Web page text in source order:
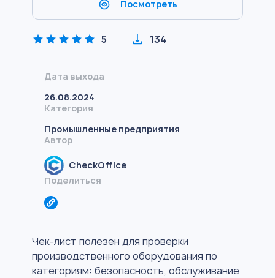
Посмотреть
5 134
Дата выхода
26.08.2024
Категория
Промышленные предприятия
Автор
CheckOffice
Поделиться
Чек-лист полезен для проверки
производственного оборудования по
категориям: безопасность, обслуживание